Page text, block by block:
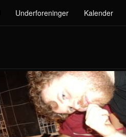
Underforeninger Kalender